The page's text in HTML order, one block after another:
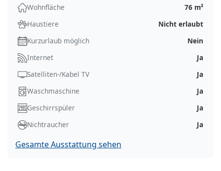
Wohnfläche
76 m²
Haustiere
Nicht erlaubt
Kurzurlaub möglich
Nein
Internet
Ja
Satelliten-/Kabel TV
Ja
Waschmaschine
Ja
Geschirrspüler
Ja
Nichtraucher
Ja
Gesamte Ausstattung sehen